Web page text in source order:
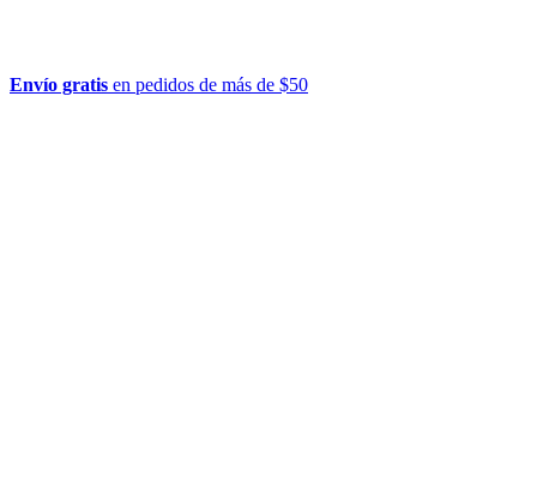
Envío gratis en pedidos de más de $50